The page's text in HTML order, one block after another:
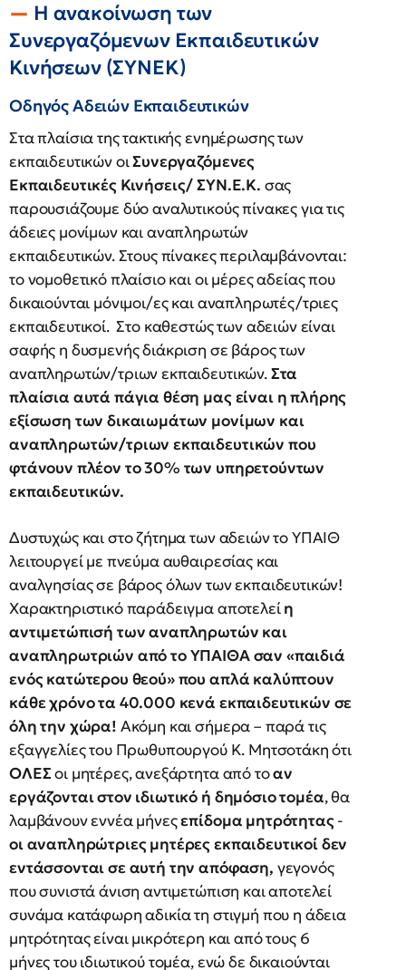
Η ανακοίνωση των
Συνεργαζόμενων Εκπαιδευτικών
Κινήσεων (ΣΥΝΕΚ)
Οδηγός Αδειών Εκπαιδευτικών
Στα πλαίσια της τακτικής ενημέρωσης των
εκπαιδευτικών οιΣυνεργαζόμενες
Εκπαιδευτικές Κινήσεις/ ΣΥΝ.Ε.Κ. σας
παρουσιάζουμε δύο αναλυτικούς πίνακες για τις
άδειες μονίμων και αναπληρωτών
εκπαιδευτικών. Στους πίνακες περιλαμβάνονται:
το νομοθετικό πλαίσιο και οι μέρες αδείας που
δικαιούνται μόνιμοι/ες και αναπληρωτές/τριες
εκπαιδευτικοί. Στο καθεστώς των αδειών είναι
σαφής η δυσμενής διάκριση σε βάρος των
αναπληρωτών/τριων εκπαιδευτικών.Στα
πλαίσια αυτά πάγια θέση μας είναι η πλήρης
εξίσωση των δικαιωμάτων μονίμων και
αναπληρωτών/τριων εκπαιδευτικών που
φτάνουν πλέον το 30% των υπηρετούντων
εκπαιδευτικών.
Δυστυχώς και στο ζήτημα των αδειών το ΥΠΑΙΘ
λειτουργεί με πνεύμα αυθαιρεσίας και
αναλγησίας σε βάρος όλων των εκπαιδευτικών!
Χαρακτηριστικό παράδειγμα αποτελείη
αντιμετώπισή των αναπληρωτών και
αναπληρωτριών από το ΥΠΑΙΘΑ σαν «παιδιά
ενός κατώτερου θεού» που απλά καλύπτουν
κάθε χρόνο τα 40.000 κενά εκπαιδευτικών σε
όλη την χώρα! Ακόμη και σήμερα – παρά τις
εξαγγελίες του Πρωθυπουργού Κ. Μητσοτάκη ότι
ΟΛΕΣοι μητέρες, ανεξάρτητα από τοαν
εργάζονται στον ιδιωτικό ή δημόσιο τομέα, θα
λαμβάνουν εννέα μήνεςεπίδομα μητρότητας-
οιαναπληρώτριες μητέρες εκπαιδευτικοί δεν
εντάσσονται σε αυτή την απόφαση, γεγονός
που συνιστά άνιση αντιμετώπιση και αποτελεί
συνάμα κατάφωρη αδικία τη στιγμή που η άδεια
μητρότητας είναι μικρότερη και από τους 6
μήνες του ιδιωτικού τομέα, ενώ δε δικαιούνται